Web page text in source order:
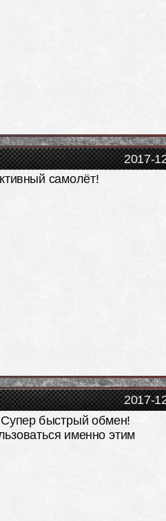
2017-
самолёт!
2017-
быстрый обмен!
именно этим